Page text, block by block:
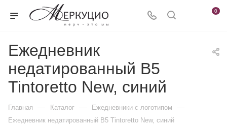
0
Ежедневник
недатированный B5
Tintoretto New, синий
Главная — Каталог — Ежедневники c логотипом —
Ежедневник недатированный B5 Tintoretto New, синий